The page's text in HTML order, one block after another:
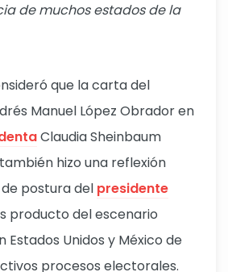
de muchos estados de la
que la carta del
Manuel López Obrador en
Claudia Sheinbaum
hizo una reflexión
postura del presidente
producto del escenario
Estados Unidos y México de
procesos electorales.